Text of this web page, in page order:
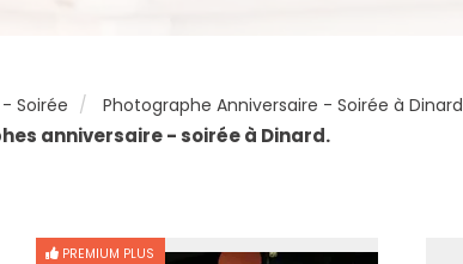
Soirée Photographe Anniversaire - Soirée à Dinard
anniversaire - soirée à Dinard.
PREMIUM PLUS